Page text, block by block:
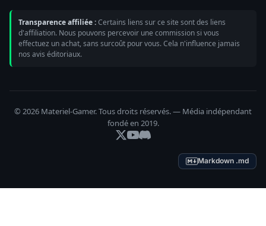
Transparence affiliée :Certains liens sur ce site sont des liens
d'affiliation. Nous pouvons percevoir une commission si vous
effectuez un achat, sans surcoût pour vous. Cela n'influence jamais
nos avis éditoriaux.
© 2026 Materiel-Gamer. Tous droits réservés. — Média indépendant
fondé en 2019.
Markdown .md